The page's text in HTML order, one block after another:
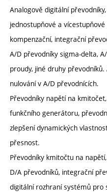
Analogově digitální
jednostupňové a
kompenzační, integrační
A/D převodníky sigma-delta,
proudy, jiné druhy
nulování v A/D převodnících.
Převodníky napětí na
funkčního generátoru,
zlepšení dynamických
přesnost.
Převodníky kmitočtu na
D/A převodníků, integrační
digitální rozhraní systémů pro